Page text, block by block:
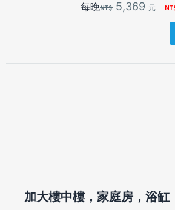
每晚 5,369元
加大樓中樓，家庭房，浴缸